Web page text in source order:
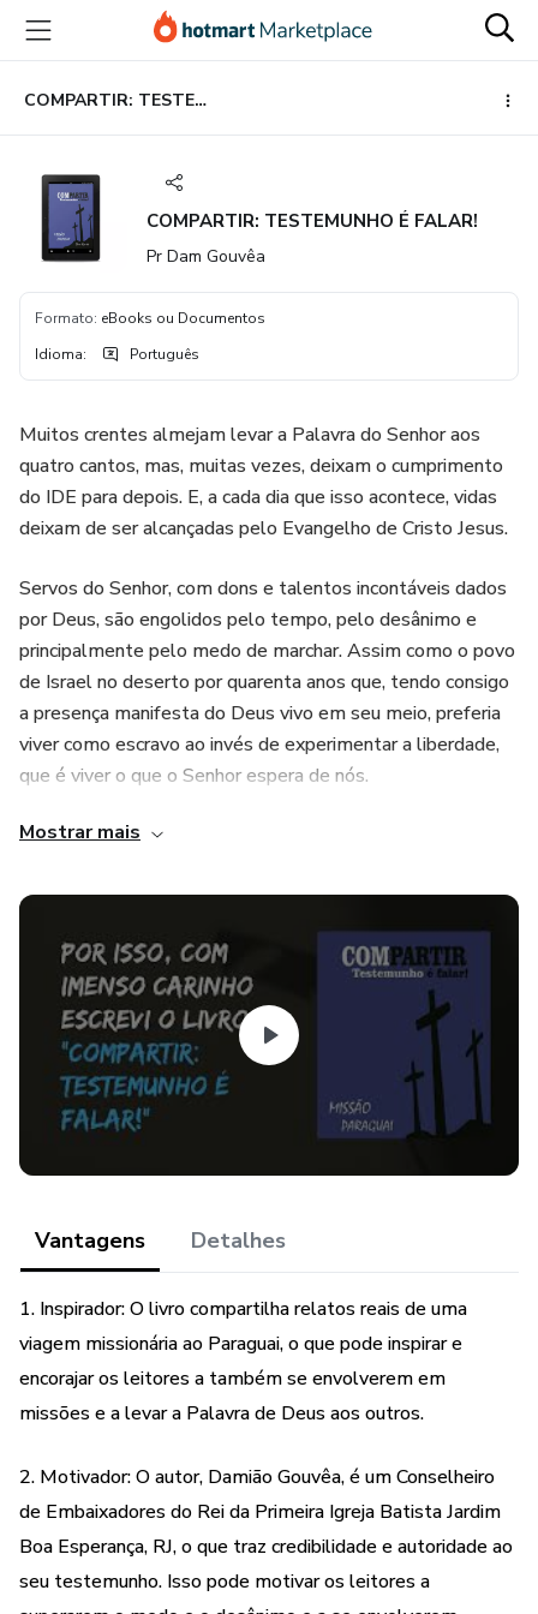
para
conteúdo
principal
para
pagamento
para
rodapé
COMPARTIR: TESTEMUNHO É FALAR!
COMPARTIR: TESTEMUNHO É FALAR!
Pr Dam Gouvêa
Formato: eBooks ou Documentos
Idioma: Português
Muitos crentes almejam levar a Palavra do Senhor aos
quatro cantos, mas, muitas vezes, deixam o cumprimento
do IDE para depois. E, a cada dia que isso acontece, vidas
deixam de ser alcançadas pelo Evangelho de Cristo Jesus.
Servos do Senhor, com dons e talentos incontáveis dados
por Deus, são engolidos pelo tempo, pelo desânimo e
principalmente pelo medo de marchar. Assim como o povo
de Israel no deserto por quarenta anos que, tendo consigo
a presença manifesta do Deus vivo em seu meio, preferia
viver como escravo ao invés de experimentar a liberdade,
que é viver o que o Senhor espera de nós.
Neste livro, o Conselheiro de Embaixadores do Rei da
Gouvêa, apresenta alguns relatos de sua viagem
Com o intuito de encorajar você a viver imediatamente o
IDE de Jesus.
Mostrar mais
Vantagens Detalhes
1. Inspirador: O livro compartilha relatos reais de uma
viagem missionária ao Paraguai, o que pode inspirar e
encorajar os leitores a também se envolverem em
missões e a levar a Palavra de Deus aos outros.
2. Motivador: O autor, Damião Gouvêa, é um Conselheiro
de Embaixadores do Rei da Primeira Igreja Batista Jardim
Boa Esperança, RJ, o que traz credibilidade e autoridade ao
seu testemunho. Isso pode motivar os leitores a